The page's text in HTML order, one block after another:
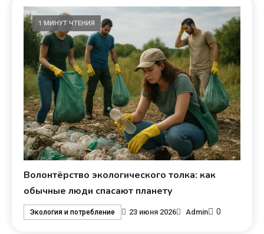
1 МИНУТ ЧТЕНИЯ
Волонтёрство экологического толка: как
обычные люди спасают планету
Экология и потребление 23 июня 2026 Admin 0